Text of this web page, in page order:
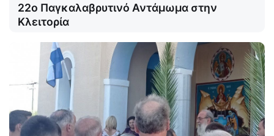
22ο Παγκαλαβρυτινό Αντάμωμα στην
Κλειτορία